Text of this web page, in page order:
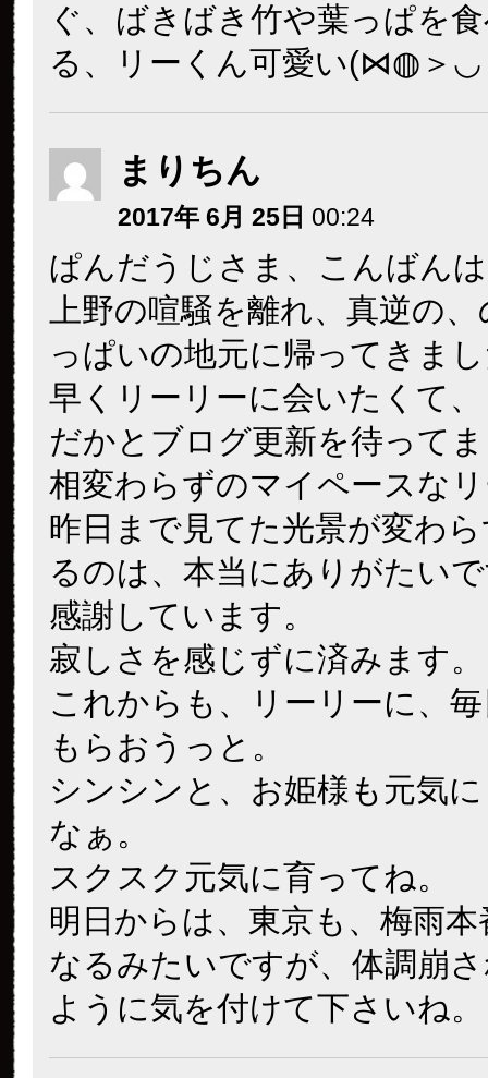
ぐ、ばきばき竹や葉っぱを
る、リーくん可愛い(⋈◍＞
まりちん
2017年 6月 25日 00:24
ぱんだうじさま、こんばん
上野の喧騒を離れ、真逆の
っぱいの地元に帰ってきま
早くリーリーに会いたくて
だかとブログ更新を待って
相変わらずのマイペースな
昨日まで見てた光景が変わ
るのは、本当にありがたい
感謝しています。
寂しさを感じずに済みます。
これからも、リーリーに、
もらおうっと。
シンシンと、お姫様も元気
なぁ。
スクスク元気に育ってね。
明日からは、東京も、梅雨
なるみたいですが、体調崩
ように気を付けて下さいね。